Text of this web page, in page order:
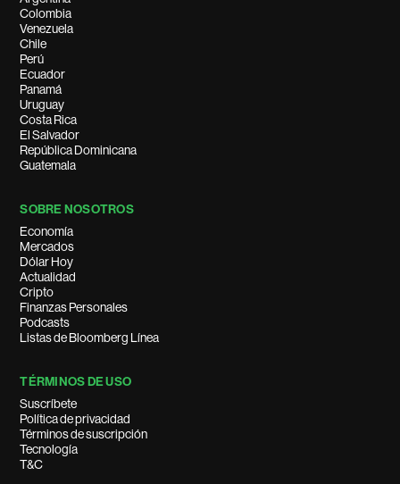
Colombia
Venezuela
Chile
Perú
Ecuador
Panamá
Uruguay
Costa Rica
El Salvador
República Dominicana
Guatemala
SOBRE NOSOTROS
Economía
Mercados
Dólar Hoy
Actualidad
Cripto
Finanzas Personales
Podcasts
Listas de Bloomberg Línea
TÉRMINOS DE USO
Suscríbete
Política de privacidad
Términos de suscripción
Tecnología
T&C